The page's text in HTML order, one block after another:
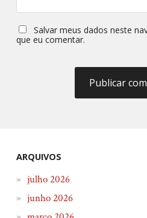
Salvar meus dados neste
que eu comentar.
ARQUIVOS
julho 2026
junho 2026